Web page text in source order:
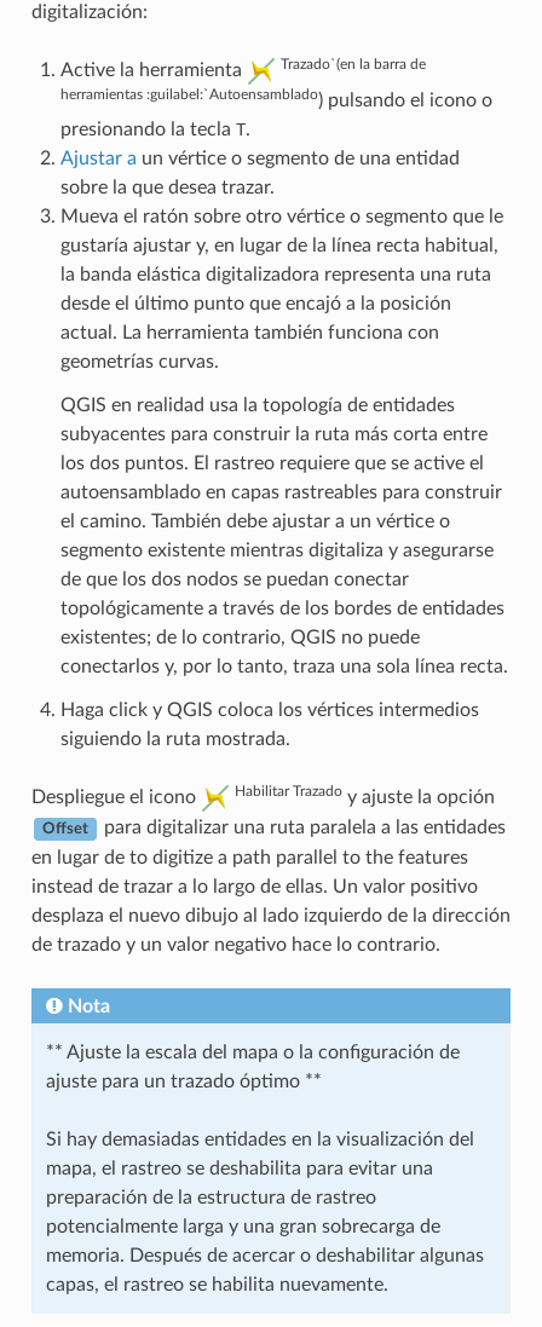
digitalización:
Active la herramienta Trazado`(en la barra de
herramientas :guilabel:`Autoensamblado) pulsando el icono o
presionando la tecla T.
Ajustar a un vértice o segmento de una entidad
sobre la que desea trazar.
Mueva el ratón sobre otro vértice o segmento que le
gustaría ajustar y, en lugar de la línea recta habitual,
la banda elástica digitalizadora representa una ruta
desde el último punto que encajó a la posición
actual. La herramienta también funciona con
geometrías curvas.
QGIS en realidad usa la topología de entidades
subyacentes para construir la ruta más corta entre
los dos puntos. El rastreo requiere que se active el
autoensamblado en capas rastreables para construir
el camino. También debe ajustar a un vértice o
segmento existente mientras digitaliza y asegurarse
de que los dos nodos se puedan conectar
topológicamente a través de los bordes de entidades
existentes; de lo contrario, QGIS no puede
conectarlos y, por lo tanto, traza una sola línea recta.
Haga click y QGIS coloca los vértices intermedios
siguiendo la ruta mostrada.
Despliegue el icono Habilitar Trazadoy ajuste la opción
Offset
para digitalizar una ruta paralela a las entidades
en lugar de to digitize a path parallel to the features
instead de trazar a lo largo de ellas. Un valor positivo
desplaza el nuevo dibujo al lado izquierdo de la dirección
de trazado y un valor negativo hace lo contrario.
Nota
** Ajuste la escala del mapa o la configuración de
ajuste para un trazado óptimo **
Si hay demasiadas entidades en la visualización del
mapa, el rastreo se deshabilita para evitar una
preparación de la estructura de rastreo
potencialmente larga y una gran sobrecarga de
memoria. Después de acercar o deshabilitar algunas
capas, el rastreo se habilita nuevamente.